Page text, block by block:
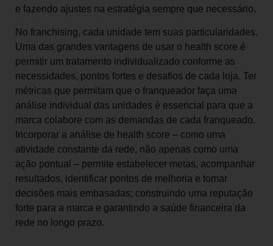
e fazendo ajustes na estratégia sempre que necessário.
No franchising, cada unidade tem suas particularidades.
Uma das grandes vantagens de usar o health score é
permitir um tratamento individualizado conforme as
necessidades, pontos fortes e desafios de cada loja. Ter
métricas que permitam que o franqueador faça uma
análise individual das unidades é essencial para que a
marca colabore com as demandas de cada franqueado.
Incorporar a análise de health score – como uma
atividade constante da rede, não apenas como uma
ação pontual – permite estabelecer metas, acompanhar
resultados, identificar pontos de melhoria e tomar
decisões mais embasadas; construindo uma reputação
forte para a marca e garantindo a saúde financeira da
rede no longo prazo.